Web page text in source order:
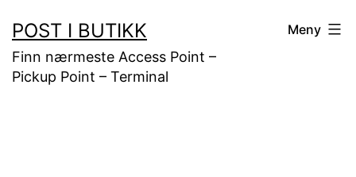
til
innhold
POST I BUTIKK
Finn nærmeste Access Point –
Pickup Point – Terminal
Meny